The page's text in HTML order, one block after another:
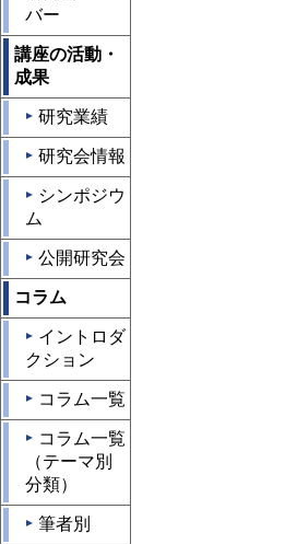
バー
講座の活動・
成果
▲ 研究業績
▲ 研究会情報
▲
シンポジウ
ム
▲ 公開研究会
コラム
▲ イントロダ
クション
▲ コラム一覧
▲
コラム一覧
（テーマ別
分類）
▲ 筆者別